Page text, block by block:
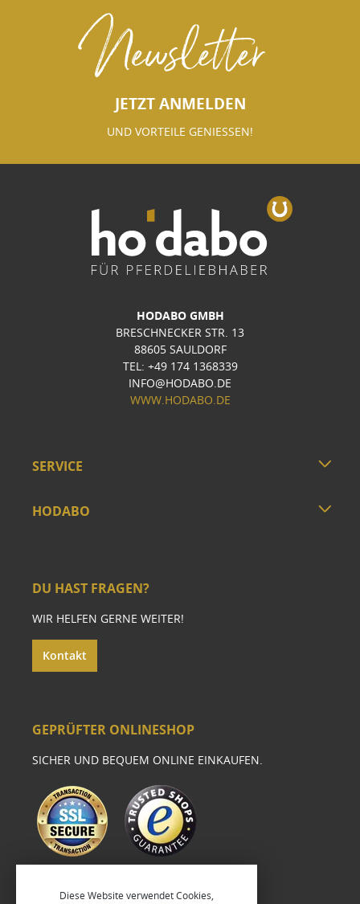
Newsletter
JETZT ANMELDEN
UND VORTEILE GENIESSEN!
HODABO GMBH
BRESCHNECKER STR. 13
88605 SAULDORF
TEL: +49 174 1368339
INFO@HODABO.DE
WWW.HODABO.DE
SERVICE
HODABO
DU HAST FRAGEN?
WIR HELFEN GERNE WEITER!
Kontakt
GEPRÜFTER ONLINESHOP
SICHER UND BEQUEM ONLINE EINKAUFEN.
Diese Website verwendet Cookies,